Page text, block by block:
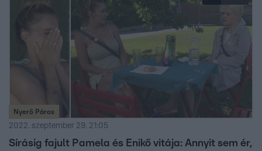
Nyerő Páros
2022. szeptember 29. 21:05
Sírásig fajult Pamela és Enikő vitája: Annyit sem ér,